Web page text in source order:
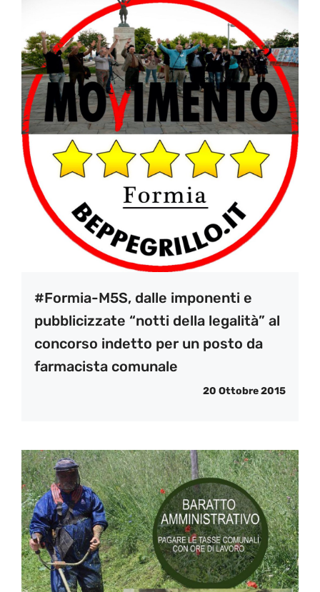
#Formia-M5S, dalle imponenti e
pubblicizzate “notti della legalità” al
concorso indetto per un posto da
farmacista comunale
20 Ottobre 2015